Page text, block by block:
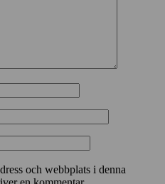
och webbplats i denna